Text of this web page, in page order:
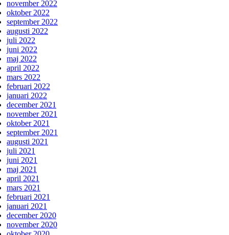
november 2022
oktober 2022
september 2022
augusti 2022
juli 2022
juni 2022
maj 2022
april 2022
mars 2022
februari 2022
januari 2022
december 2021
november 2021
oktober 2021
september 2021
augusti 2021
juli 2021
juni 2021
maj 2021
april 2021
mars 2021
februari 2021
januari 2021
december 2020
november 2020